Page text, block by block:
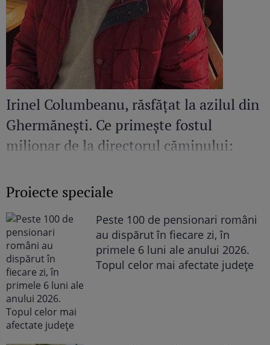
Irinel Columbeanu, răsfățat la azilul din
Ghermănești. Ce primește fostul
milionar de la directorul căminului:
Proiecte speciale
Peste 100 de pensionari români
au dispărut în fiecare zi, în
primele 6 luni ale anului 2026.
Topul celor mai afectate județe